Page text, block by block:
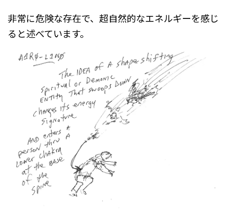
非常に危険な存在で、超自然的なエネルギーを感じ
ると述べています。